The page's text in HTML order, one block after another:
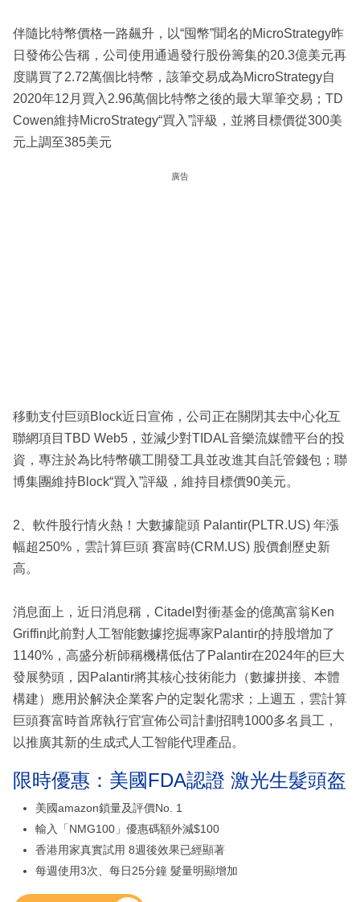
伴隨比特幣價格一路飆升，以“囤幣”聞名的MicroStrategy昨
日發佈公告稱，公司使用通過發行股份籌集的20.3億美元再
度購買了2.72萬個比特幣，該筆交易成為MicroStrategy自
2020年12月買入2.96萬個比特幣之後的最大單筆交易；TD
Cowen維持MicroStrategy“買入”評級，並將目標價從300美
元上調至385美元
廣告
移動支付巨頭Block近日宣佈，公司正在關閉其去中心化互
聯網項目TBD Web5，並減少對TIDAL音樂流媒體平台的投
資，專注於為比特幣礦工開發工具並改進其自託管錢包；聯
博集團維持Block“買入”評級，維持目標價90美元。
2、軟件股行情火熱！大數據龍頭 Palantir(PLTR.US) 年漲
幅超250%，雲計算巨頭 賽富時(CRM.US) 股價創歷史新
高。
消息面上，近日消息稱，Citadel對衝基金的億萬富翁Ken
Griffin此前對人工智能數據挖掘專家Palantir的持股增加了
1140%，高盛分析師稱機構低估了Palantir在2024年的巨大
發展勢頭，因Palantir將其核心技術能力（數據拼接、本體
構建）應用於解決企業客户的定製化需求；上週五，雲計算
巨頭賽富時首席執行官宣佈公司計劃招聘1000多名員工，
以推廣其新的生成式人工智能代理產品。
限時優惠：美國FDA認證 激光生髮頭盔
美國amazon鎖量及評價No. 1
輸入「NMG100」優惠碼額外減$100
香港用家真實試用 8週後效果已經顯著
每週使用3次、每日25分鐘 髮量明顯增加